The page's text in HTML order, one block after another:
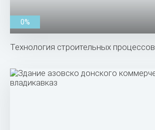
0%
Технология строительных процессов